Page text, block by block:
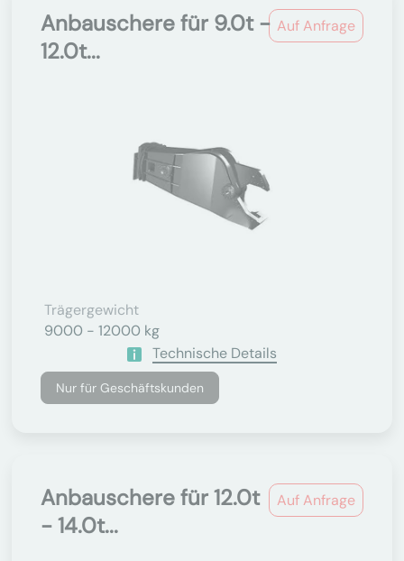
Auf Anfrage
Anbauschere für 9.0t -
12.0t...
Trägergewicht
9000 - 12000 kg
Technische Details
Nur für Geschäftskunden
Auf Anfrage
Anbauschere für 12.0t
- 14.0t...